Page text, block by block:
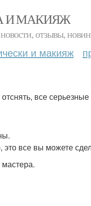
И МАКИЯЖ
отзывы,
и макияж
все
это все вы можете